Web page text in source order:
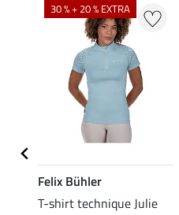
30 % + 20 % EXTRA
Felix Bühler
T-shirt technique Julie